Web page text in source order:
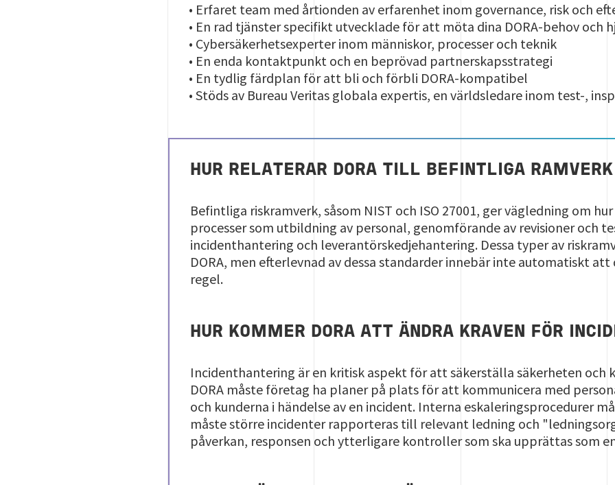
• Erfaret team med årtionden av erfarenhet inom governance, risk och
• En rad tjänster specifikt utvecklade för att möta dina DORA-behov
• Cybersäkerhetsexperter inom människor, processer och teknik
• En enda kontaktpunkt och en beprövad partnerskapsstrategi
• En tydlig färdplan för att bli och förbli DORA-kompatibel
• Stöds av Bureau Veritas globala expertis, en världsledare inom test-,
HUR RELATERAR DORA TILL BEFINTLIGA
Befintliga riskramverk, såsom NIST och ISO 27001, ger vägledning om
processer som utbildning av personal, genomförande av revisioner och
incidenthantering och leverantörskedjehantering. Dessa typer av
DORA, men efterlevnad av dessa standarder innebär inte automatiskt att
regel.
HUR KOMMER DORA ATT ÄNDRA KRAVEN FÖR
Incidenthantering är en kritisk aspekt för att säkerställa säkerheten och
DORA måste företag ha planer på plats för att kommunicera med
och kunderna i händelse av en incident. Interna eskaleringsprocedurer
måste större incidenter rapporteras till relevant ledning och
påverkan, responsen och ytterligare kontroller som ska upprättas som